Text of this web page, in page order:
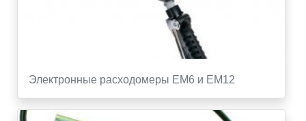
Электронные расходомеры EM6 и EM12